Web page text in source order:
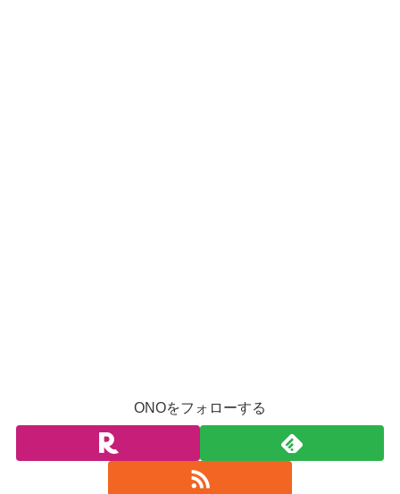
ONOをフォローする